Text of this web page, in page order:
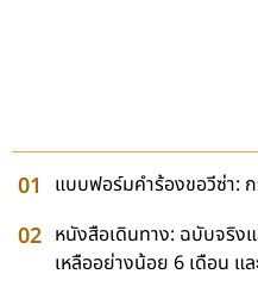
แบบฟอร์มคำร้องขอวีซ่า:
หนังสือเดินทาง: ฉบับจริงแ
เหลืออย่างน้อย 6 เดือน แ